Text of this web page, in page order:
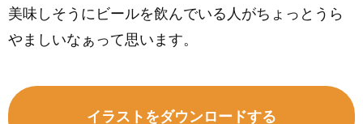
美味しそうにビールを飲んでいる人がちょっとうら
やましいなぁって思います。
イラストをダウンロードする